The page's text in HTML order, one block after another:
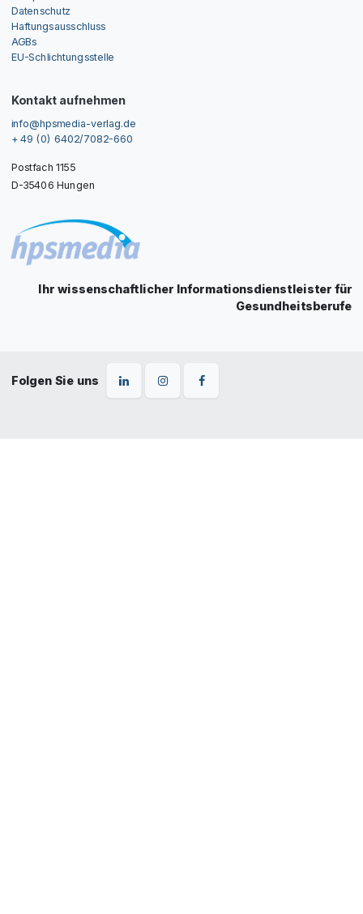
Datenschutz
Haftungsausschluss
AGBs
EU-Schlichtungsstelle
Kontakt aufnehmen
info@hpsmedia-verlag.de
+ 49 (0) 6402/7082-660
Postfach 1155
D-35406 Hungen
Ihr wissenschaftlicher Informationsdienstleister für
Gesundheitsberufe
Folgen Sie uns